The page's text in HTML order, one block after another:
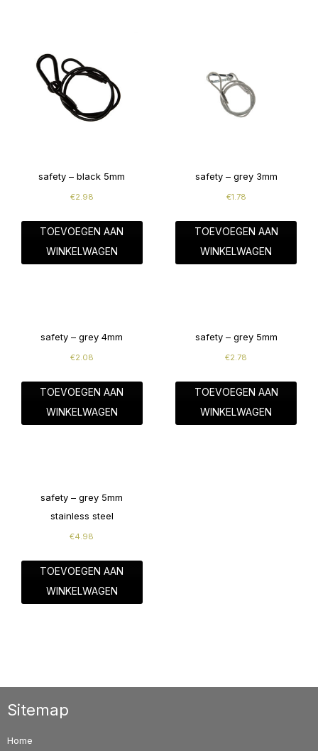
safety – black 5mm
€2.98
TOEVOEGEN AAN
WINKELWAGEN
safety – grey 3mm
€1.78
TOEVOEGEN AAN
WINKELWAGEN
safety – grey 4mm
€2.08
TOEVOEGEN AAN
WINKELWAGEN
safety – grey 5mm
€2.78
TOEVOEGEN AAN
WINKELWAGEN
safety – grey 5mm
stainless steel
€4.98
TOEVOEGEN AAN
WINKELWAGEN
Sitemap
Home